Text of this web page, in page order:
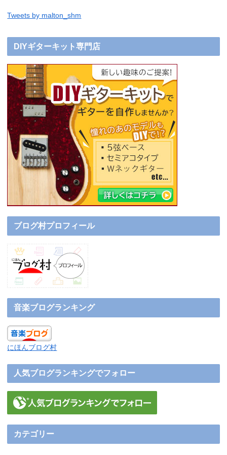
Tweets by malton_shm
DIYギターキット専門店
ブログ村プロフィール
音楽ブログランキング
にほんブログ村
人気ブログランキングでフォロー
カテゴリー